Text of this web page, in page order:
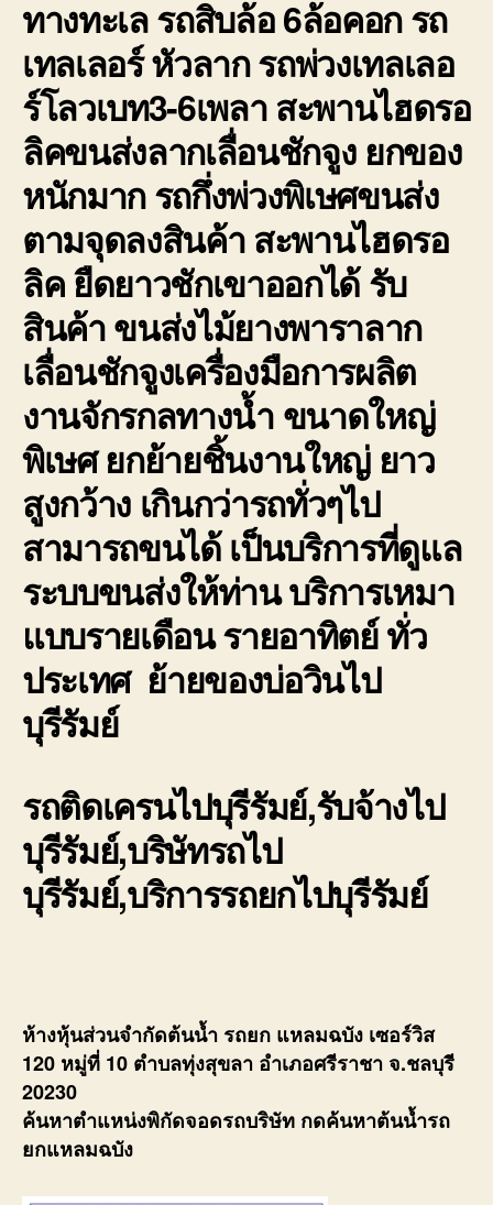
ทางทะเล รถสิบล้อ 6ล้อคอก รถ
เทลเลอร์ หัวลาก รถพ่วงเทลเลอ
ร์โลวเบท3-6เพลา สะพานไฮดรอ
ลิคขนส่งลากเลื่อนชักจูง ยกของ
หนักมาก รถกึ่งพ่วงพิเษศขนส่ง
ตามจุดลงสินค้า สะพานไฮดรอ
ลิค ยืดยาวชักเขาออกได้ รับ
สินค้า ขนส่งไม้ยางพาราลาก
เลื่อนชักจูงเครื่องมือการผลิต
งานจักรกลทางน้ำ ขนาดใหญ่
พิเษศ ยกย้ายชิ้นงานใหญ่ ยาว
สูงกว้าง เกินกว่ารถทั่วๆไป
สามารถขนได้ เป็นบริการที่ดูแล
ระบบขนส่งให้ท่าน บริการเหมา
แบบรายเดือน รายอาทิตย์ ทั่ว
ประเทศ ย้ายของบ่อวินไป
บุรีรัมย์
รถติดเครนไปบุรีรัมย์,รับจ้างไป
บุรีรัมย์,บริษัทรถไป
บุรีรัมย์,บริการรถยกไปบุรีรัมย์
ห้างหุ้นส่วนจำกัดต้นน้ำ รถยก แหลมฉบัง เซอร์วิส
120 หมู่ที่ 10 ตำบลทุ่งสุขลา อำเภอศรีราชา จ.ชลบุรี
20230
ค้นหาตำแหน่งพิกัดจอดรถบริษัท กดค้นหาต้นน้ำรถ
ยกแหลมฉบัง